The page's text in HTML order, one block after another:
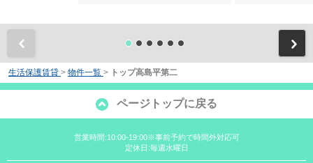
生活保護賃貸 > 物件一覧 > トップ高島平第二
ページトップに戻る
営業時間:10:00-19:00※事前予約で時間外対応可
定休日:毎週水曜日